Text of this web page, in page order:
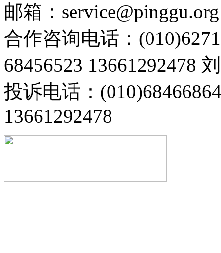
邮箱：service@pinggu.org
合作咨询电话：
68456523 13661292478
投诉电话：
13661292478